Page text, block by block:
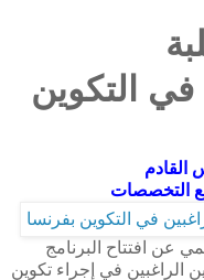
في التكوين
القادم
التخصصات
عن افتتاح البرنامج
الراغبين في إجراء تكوين